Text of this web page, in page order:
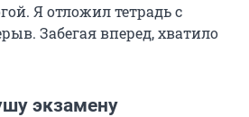
Я отложил тетрадь с
Забегая вперед, хватило
экзамену